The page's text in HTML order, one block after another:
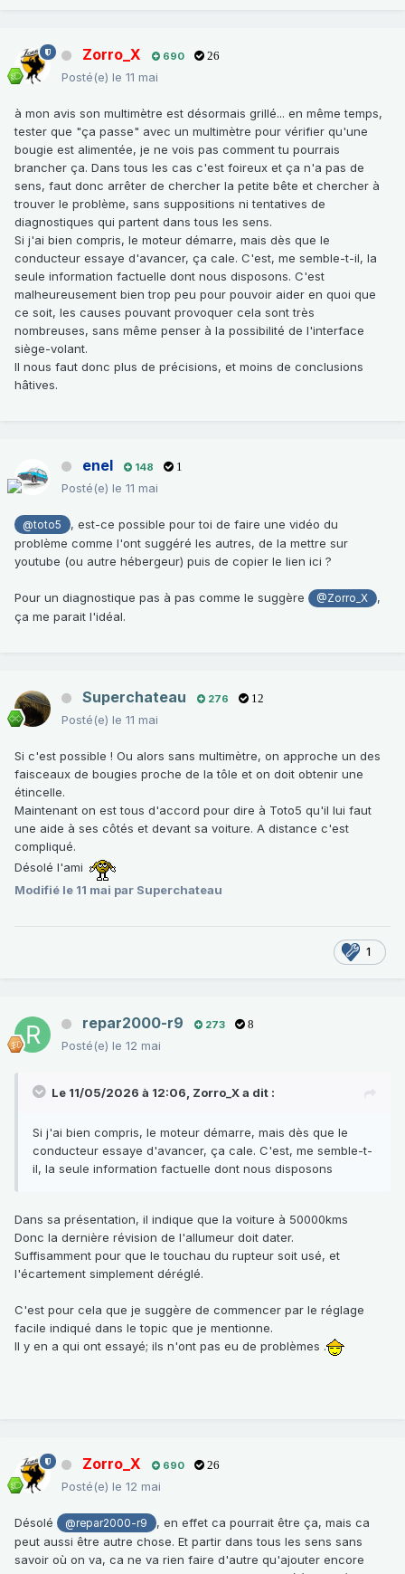
Zorro_X 690 26
Posté(e) le 11 mai
à mon avis son multimètre est désormais grillé... en même temps,
tester que "ça passe" avec un multimètre pour vérifier qu'une
bougie est alimentée, je ne vois pas comment tu pourrais
brancher ça. Dans tous les cas c'est foireux et ça n'a pas de
sens, faut donc arrêter de chercher la petite bête et chercher à
trouver le problème, sans suppositions ni tentatives de
diagnostiques qui partent dans tous les sens.
Si j'ai bien compris, le moteur démarre, mais dès que le
conducteur essaye d'avancer, ça cale. C'est, me semble-t-il, la
seule information factuelle dont nous disposons. C'est
malheureusement bien trop peu pour pouvoir aider en quoi que
ce soit, les causes pouvant provoquer cela sont très
nombreuses, sans même penser à la possibilité de l'interface
siège-volant.
Il nous faut donc plus de précisions, et moins de conclusions
hâtives.
enel 148 1
Posté(e) le 11 mai
@toto5
, est-ce possible pour toi de faire une vidéo du
problème comme l'ont suggéré les autres, de la mettre sur
youtube (ou autre hébergeur) puis de copier le lien ici ?
Pour un diagnostique pas à pas comme le suggère @Zorro_X
,
ça me parait l'idéal.
Superchateau 276 12
Posté(e) le 11 mai
Si c'est possible ! Ou alors sans multimètre, on approche un des
faisceaux de bougies proche de la tôle et on doit obtenir une
étincelle.
Maintenant on est tous d'accord pour dire à Toto5 qu'il lui faut
une aide à ses côtés et devant sa voiture. A distance c'est
compliqué.
Désolé l'ami
Modifié le 11 mai par Superchateau
1
repar2000-r9 273 8
Posté(e) le 12 mai
Le 11/05/2026 à 12:06, Zorro_Xa dit :
Si j'ai bien compris, le moteur démarre, mais dès que le
conducteur essaye d'avancer, ça cale. C'est, me semble-t-
il, la seule information factuelle dont nous disposons
Dans sa présentation, il indique que la voiture à 50000kms
Donc la dernière révision de l'allumeur doit dater.
Suffisamment pour que le touchau du rupteur soit usé, et
l'écartement simplement déréglé.
C'est pour cela que je suggère de commencer par le réglage
facile indiqué dans le topic que je mentionne.
Il y en a qui ont essayé; ils n'ont pas eu de problèmes .
Zorro_X 690 26
Posté(e) le 12 mai
Désolé @repar2000-r9
, en effet ca pourrait être ça, mais ca
peut aussi être autre chose. Et partir dans tous les sens sans
savoir où on va, ca ne va rien faire d'autre qu'ajouter encore